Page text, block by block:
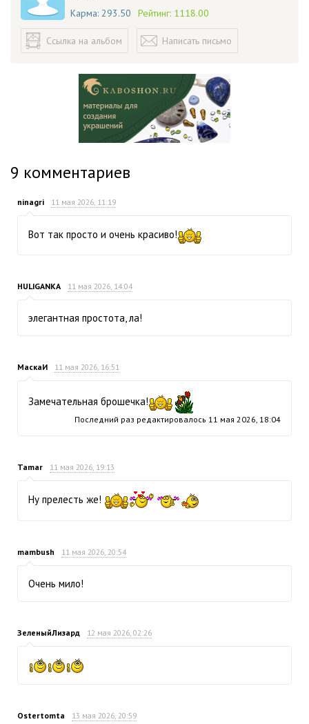
Карма: 293.50 Рейтинг: 1118.00
Ссылка на альбом Написать письмо
9 комментариев
ninagri 11 мая 2026, 11:19
Вот так просто и очень красиво!
HULIGANKA 11 мая 2026, 14:04
элегантная простота, ла!
МаскаИ 11 мая 2026, 16:51
Замечательная брошечка!
Последний раз редактировалось 11 мая 2026, 18:04
Tamar 11 мая 2026, 19:13
Ну прелесть же!
mambush 11 мая 2026, 20:54
Очень мило!
ЗеленыйЛизард 12 мая 2026, 02:26
Ostertomta 13 мая 2026, 20:59